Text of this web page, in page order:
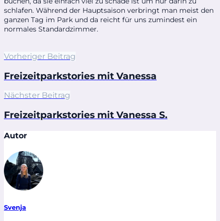
schlafen. Während der Hauptsaison verbringt man meist den
ganzen Tag im Park und da reicht für uns zumindest ein
normales Standardzimmer.
Vorheriger Beitrag
Freizeitparkstories mit Vanessa
Nächster Beitrag
Freizeitparkstories mit Vanessa S.
Autor
Svenja